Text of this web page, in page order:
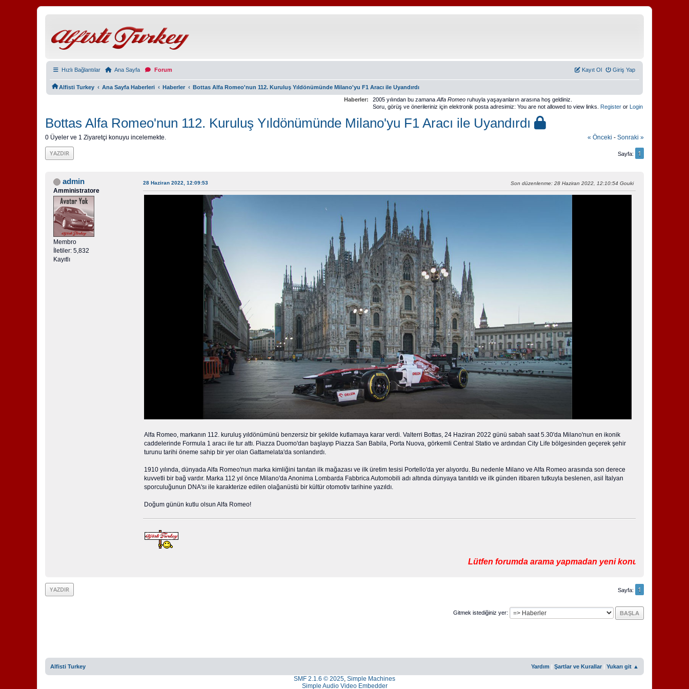
Hızlı Bağlantılar Ana Sayfa Forum Giriş Yap
Kayıt Ol
Alfisti Turkey ‹ Ana Sayfa Haberleri ‹ Haberler ‹ Bottas Alfa Romeo'nun 112. Kuruluş Yıldönümünde Milano'yu F1 Aracı ile Uyandırdı
Haberler:
2005 yılından bu zamana Alfa Romeo ruhuyla yaşayanların arasına hoş geldiniz.
Soru, görüş ve önerileriniz için elektronik posta adresimiz: You are not allowed to view links. Register or Login
Bottas Alfa Romeo'nun 112. Kuruluş Yıldönümünde Milano'yu F1 Aracı ile Uyandırdı
« Önceki - Sonraki »
0 Üyeler ve 1 Ziyaretçi konuyu incelemekte.
YAZDIR Sayfa 1
admin
Amministratore
Membro
İletiler: 5,832
Kayıtlı
28 Haziran 2022, 12:09:53 Son düzenlenme: 28 Haziran 2022, 12:10:54 Gouki
Alfa Romeo, markanın 112. kuruluş yıldönümünü benzersiz bir şekilde kutlamaya karar verdi. Valterri Bottas, 24 Haziran 2022 günü sabah saat 5.30'da Milano'nun en ikonik
caddelerinde Formula 1 aracı ile tur attı. Piazza Duomo'dan başlayıp Piazza San Babila, Porta Nuova, görkemli Central Statio ve ardından City Life bölgesinden geçerek şehir
turunu tarihi öneme sahip bir yer olan Gattamelata'da sonlandırdı.
1910 yılında, dünyada Alfa Romeo'nun marka kimliğini tanıtan ilk mağazası ve ilk üretim tesisi Portello'da yer alıyordu. Bu nedenle Milano ve Alfa Romeo arasında son derece
kuvvetli bir bağ vardır. Marka 112 yıl önce Milano'da Anonima Lombarda Fabbrica Automobili adı altında dünyaya tanıtıldı ve ilk günden itibaren tutkuyla beslenen, asil İtalyan
sporculuğunun DNA'sı ile karakterize edilen olağanüstü bir kültür otomotiv tarihine yazıldı.
Doğum günün kutlu olsun Alfa Romeo!
Lütfen forumda arama yapmadan yeni konu başlatmayın.
YAZDIR Sayfa 1
Gitmek istediğiniz yer
Yardım | Şartlar ve Kurallar | Yukarı git ▲
Alfisti Turkey
SMF 2.1.6 © 2025 Simple Machines
Simple Audio Video Embedder